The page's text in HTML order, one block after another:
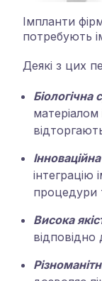
Імпланти
потребують
Деякі з цих
Біологічна
інтеграцію
процедури
Висока
відповідно